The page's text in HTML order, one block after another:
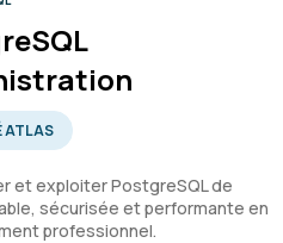
ATLAS
et exploiter PostgreSQL de
sécurisée et performante en
professionnel.